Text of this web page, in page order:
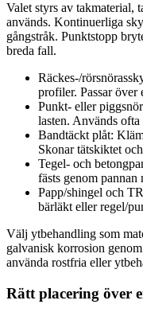
Valet styrs av takmaterial,
används. Kontinuerliga
gångstråk. Punktstopp
breda fall.
Räckes-/
profiler. Passar över
Punkt- eller
lasten. Används
Bandtäckt plåt:
Skonar tätskiktet
Tegel- och
fästs genom pannan
Papp/shingel och
bärläkt eller regel/
Välj ytbehandling som
galvanisk korrosion
använda rostfria eller
Rätt placering över